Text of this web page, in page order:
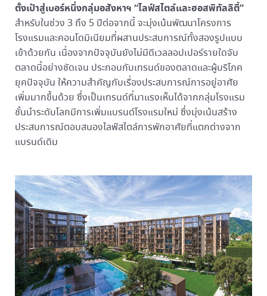
ตั้งเป้าสู่เบอร์หนึ่งกลุ่มอสังหาฯ “ไลฟ์สไตล์และฮอสพิทัลลิตี้”
สำหรับในช่วง 3 ถึง 5 ปีต่อจากนี้ จะมุ่งเน้นพัฒนาโครงการ
โรงแรมและคอนโดมิเนียมที่ผสานประสบการณ์ทั้งสองรูปแบบ
เข้าด้วยกัน เนื่องจากปัจจุบันยังไม่มีดีเวลลอปเปอร์รายใดจับ
ตลาดนี้อย่างชัดเจน ประกอบกับเทรนด์ของตลาดและผู้บริโภค
ยุคปัจจุบัน ให้ความสำคัญกับเรื่องประสบการณ์การอยู่อาศัย
เพิ่มมากขึ้นด้วย ซึ่งเป็นเทรนด์ที่มาแรงเห็นได้จากกลุ่มโรงแรม
ชั้นนำระดับโลกมีการเพิ่มแบรนด์โรงแรมใหม่ ซึ่งมุ่งเน้นสร้าง
ประสบการณ์ตอบสนองไลฟ์สไตล์การพักอาศัยที่แตกต่างจาก
แบรนด์เดิม